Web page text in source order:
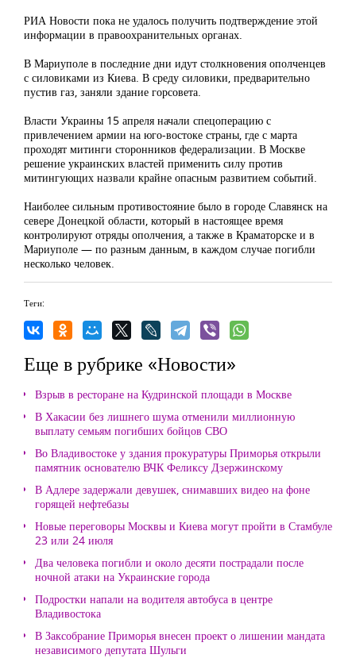
РИА Новости пока не удалось получить подтверждение этой
информации в правоохранительных органах.
В Мариуполе в последние дни идут столкновения ополченцев
с силовиками из Киева. В среду силовики, предварительно
пустив газ, заняли здание горсовета.
Власти Украины 15 апреля начали спецоперацию с
привлечением армии на юго-востоке страны, где с марта
проходят митинги сторонников федерализации. В Москве
решение украинских властей применить силу против
митингующих назвали крайне опасным развитием событий.
Наиболее сильным противостояние было в городе Славянск на
севере Донецкой области, который в настоящее время
контролируют отряды ополчения, а также в Краматорске и в
Мариуполе — по разным данным, в каждом случае погибли
несколько человек.
Теги:
Еще в рубрике «Новости»
Взрыв в ресторане на Кудринской площади в Москве
В Хакасии без лишнего шума отменили миллионную
выплату семьям погибших бойцов СВО
Во Владивостоке у здания прокуратуры Приморья открыли
памятник основателю ВЧК Феликсу Дзержинскому
В Адлере задержали девушек, снимавших видео на фоне
горящей нефтебазы
Новые переговоры Москвы и Киева могут пройти в Стамбуле
23 или 24 июля
Два человека погибли и около десяти пострадали после
ночной атаки на Украинские города
Подростки напали на водителя автобуса в центре
Владивостока
В Заксобрание Приморья внесен проект о лишении мандата
независимого депутата Шульги